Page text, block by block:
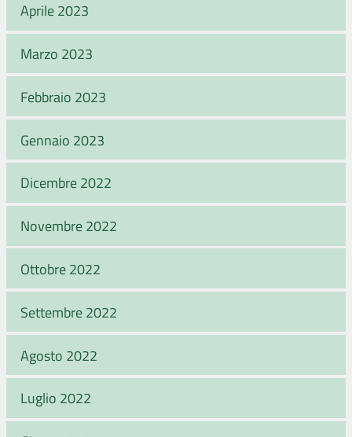
Aprile 2023
Marzo 2023
Febbraio 2023
Gennaio 2023
Dicembre 2022
Novembre 2022
Ottobre 2022
Settembre 2022
Agosto 2022
Luglio 2022